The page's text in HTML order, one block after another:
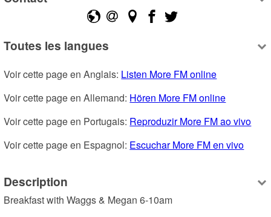
Toutes les langues
Voir cette page en Anglais: Listen More FM online
Voir cette page en Allemand: Hören More FM online
Voir cette page en Portugais: Reproduzir More FM ao vivo
Voir cette page en Espagnol: Escuchar More FM en vivo
Description
Breakfast with Waggs & Megan 6-10am